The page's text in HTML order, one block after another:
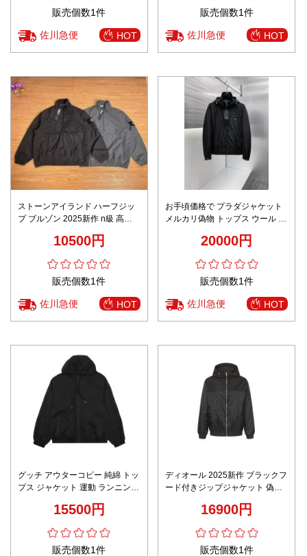
販売個数1件
佐川急便 HOT
販売個数1件
佐川急便 HOT
ストーンアイランド ハーフジッ
プ ブルゾン 2025新作 n級 高再
ー高リピ率 安心サイト
10500円
販売個数1件
佐川急便 HOT
お手頃価格で プラダジャケット
メルカリ偽物 トップス ウール 暖
リント ブラック20000円
販売個数1件
佐川急便 HOT
グッチ アウターコピー 純綿 トッ
プス ジャケット 運動 ランニング
15500円
販売個数1件
ディオール 2025新作 ブラックフ
ード付きジップジャケット 偽物
上げ 精密ディテール
16900円
販売個数1件